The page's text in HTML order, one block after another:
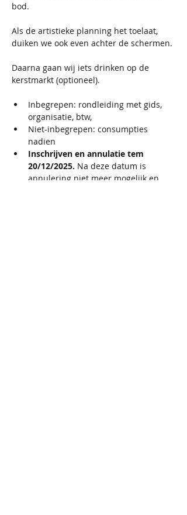
bod.
Als de artistieke planning het toelaat,
duiken we ook even achter de schermen.
Daarna gaan wij iets drinken op de
kerstmarkt (optioneel).
Inbegrepen: rondleiding met gids,
organisatie, btw,
Niet-inbegrepen: consumpties
nadien
Inschrijven en annulatie tem
20/12/2025. Na deze datum is
annulering niet meer mogelijk en